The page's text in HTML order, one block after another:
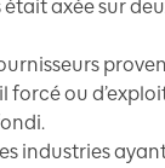
était axée sur
forcé ou
industries